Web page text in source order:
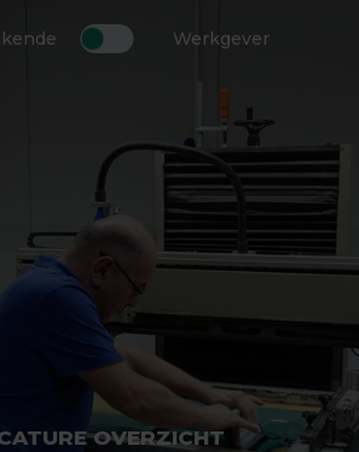
Werkgever
OVERZICHT